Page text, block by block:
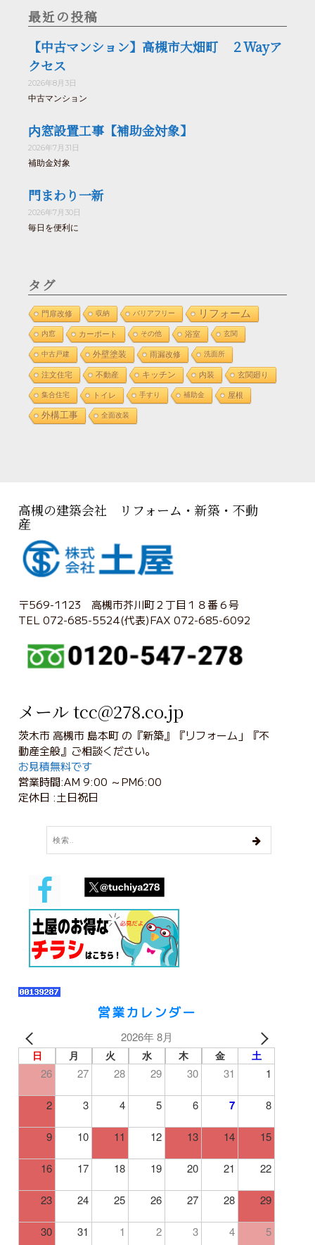
最近の投稿
【中古マンション】高槻市大畑町 ２Wayア
クセス
2026年8月3日
中古マンション
内窓設置工事【補助金対象】
2026年7月31日
補助金対象
門まわり一新
2026年7月30日
毎日を便利に
タグ
門扉改修 収納 バリアフリー リフォーム
内窓 カーポート その他 浴室 玄関
中古戸建 外壁塗装 雨漏改修 洗面所
注文住宅 不動産 キッチン 内装 玄関廻り
集合住宅 トイレ 手すり 補助金 屋根
外構工事 全面改装
高槻の建築会社 リフォーム・新築・不動
産
〒569-1123 高槻市芥川町２丁目１８番６号
TEL 072-685-5524(代表)FAX 072-685-6092
メール tcc@278.co.jp
茨木市 高槻市 島本町 の『新築』『リフォーム」『不
動産全般』ご相談ください。
お見積無料です
営業時間:AM 9:00 ～PM6:00
定休日 :土日祝日
営業カレンダー
2026年 8月
日 月 火 水 木 金 土
26 27 28 29 30 31 1
2 3 4 5 6 7 8
9 10 11 12 13 14 15
16 17 18 19 20 21 22
23 24 25 26 27 28 29
30 31 1 2 3 4 5